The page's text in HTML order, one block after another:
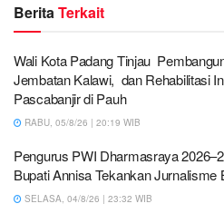
BeritaTerkait
Wali Kota Padang Tinjau
Jembatan Kalawi, dan Rehabilitasi
Pascabanjir di Pauh
RABU, 05/8/26 | 20:19 WIB
Pengurus PWI Dharmasraya
Bupati Annisa Tekankan Jurnalisme
SELASA, 04/8/26 | 23:32 WIB